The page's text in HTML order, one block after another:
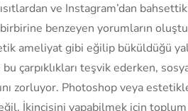
ve Instagram’dan
benzeyen yorumların
ameliyat gibi eğilip büküldüğü
çarpıklıkları teşvik ederken,
zorluyor. Photoshop veya
İkincisini yapabilmek için toplum